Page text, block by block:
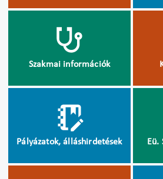
Szakmai információk
Pályázatok, álláshirdetések Eü.